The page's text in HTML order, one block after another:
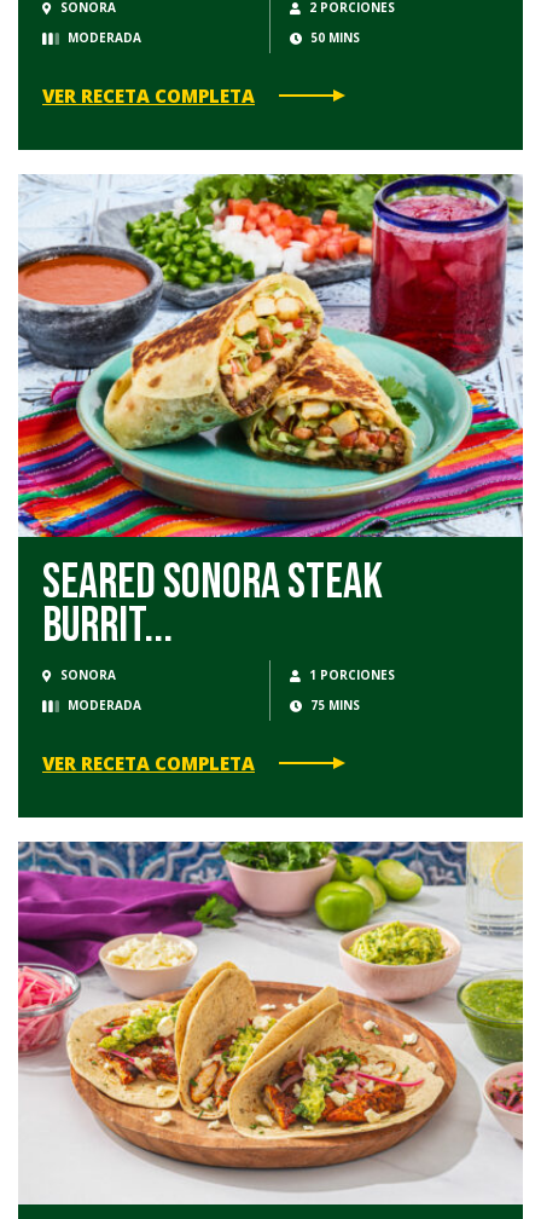
SONORA
2 PORCIONES
MODERADA
50 MINS
VER RECETA COMPLETA
Seared Sonora Steak
Burrit...
SONORA
1 PORCIONES
MODERADA
75 MINS
VER RECETA COMPLETA